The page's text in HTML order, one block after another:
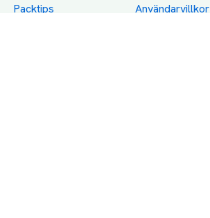
Packtips
Användarvillkor